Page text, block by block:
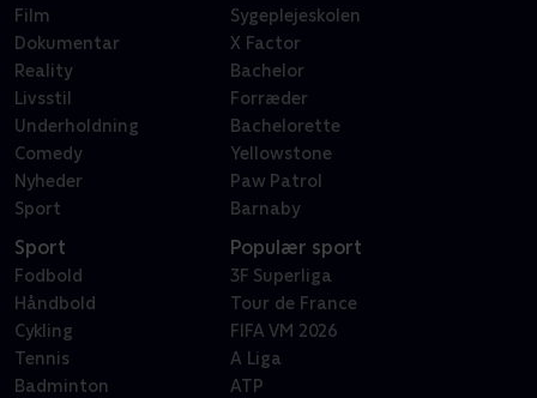
Film
Dokumentar
Reality
Livsstil
Underholdning
Comedy
Nyheder
Sport
Sygeplejeskolen
X Factor
Bachelor
Forræder
Bachelorette
Yellowstone
Paw Patrol
Barnaby
Sport
Fodbold
Håndbold
Cykling
Tennis
Badminton
Populær sport
3F Superliga
Tour de France
FIFA VM 2026
A Liga
ATP